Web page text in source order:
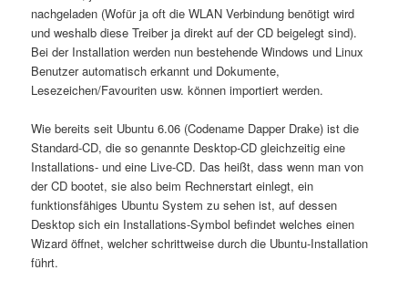
nachgeladen (Wofür ja oft die WLAN Verbindung benötigt wird
und weshalb diese Treiber ja direkt auf der CD beigelegt sind).
Bei der Installation werden nun bestehende Windows und Linux
Benutzer automatisch erkannt und Dokumente,
Lesezeichen/Favouriten usw. können importiert werden.
Wie bereits seit Ubuntu 6.06 (Codename Dapper Drake) ist die
Standard-CD, die so genannte Desktop-CD gleichzeitig eine
Installations- und eine Live-CD. Das heißt, dass wenn man von
der CD bootet, sie also beim Rechnerstart einlegt, ein
funktionsfähiges Ubuntu System zu sehen ist, auf dessen
Desktop sich ein Installations-Symbol befindet welches einen
Wizard öffnet, welcher schrittweise durch die Ubuntu-Installation
führt.